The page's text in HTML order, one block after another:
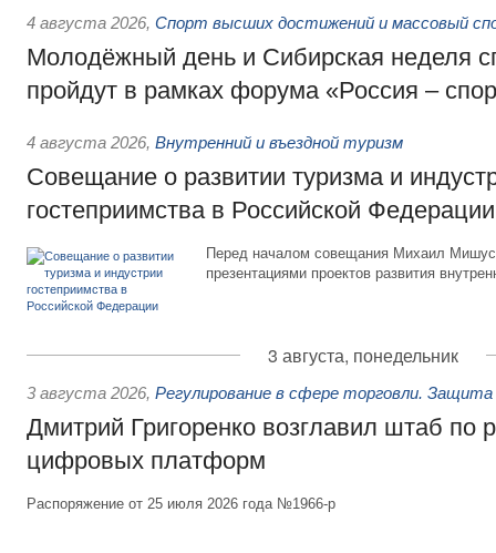
4 августа 2026, Спорт высших достижений и массовый
Молодёжный день и Сибирская неделя
пройдут в рамках форума «Россия –
4 августа 2026, Внутренний и въездной туризм
Совещание о развитии туризма и
гостеприимства в Российской Федерации
Перед началом совещания Михаил
презентациями проектов развития
3 августа, понедельник
3 августа 2026, Регулирование в сфере торговли.
Дмитрий Григоренко возглавил штаб по
цифровых платформ
Распоряжение от 25 июля 2026 года №1966-р